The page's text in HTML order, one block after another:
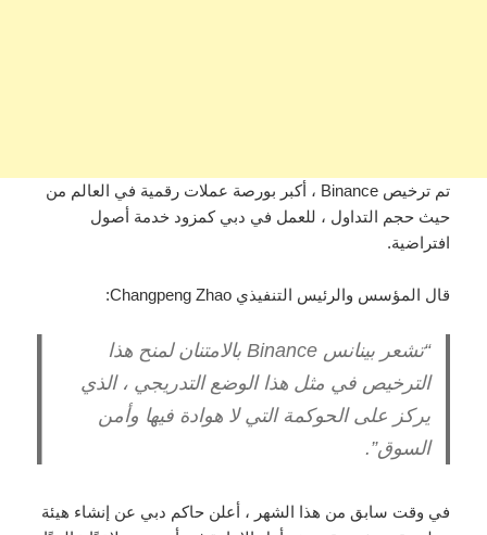
تم ترخيص Binance ، أكبر بورصة عملات رقمية في العالم من
حيث حجم التداول ، للعمل في دبي كمزود خدمة أصول
افتراضية.
قال المؤسس والرئيس التنفيذي Changpeng Zhao:
“تشعر بينانس Binance بالامتنان لمنح هذا
الترخيص في مثل هذا الوضع التدريجي ، الذي
يركز على الحوكمة التي لا هوادة فيها وأمن
السوق”.
في وقت سابق من هذا الشهر ، أعلن حاكم دبي عن إنشاء هيئة